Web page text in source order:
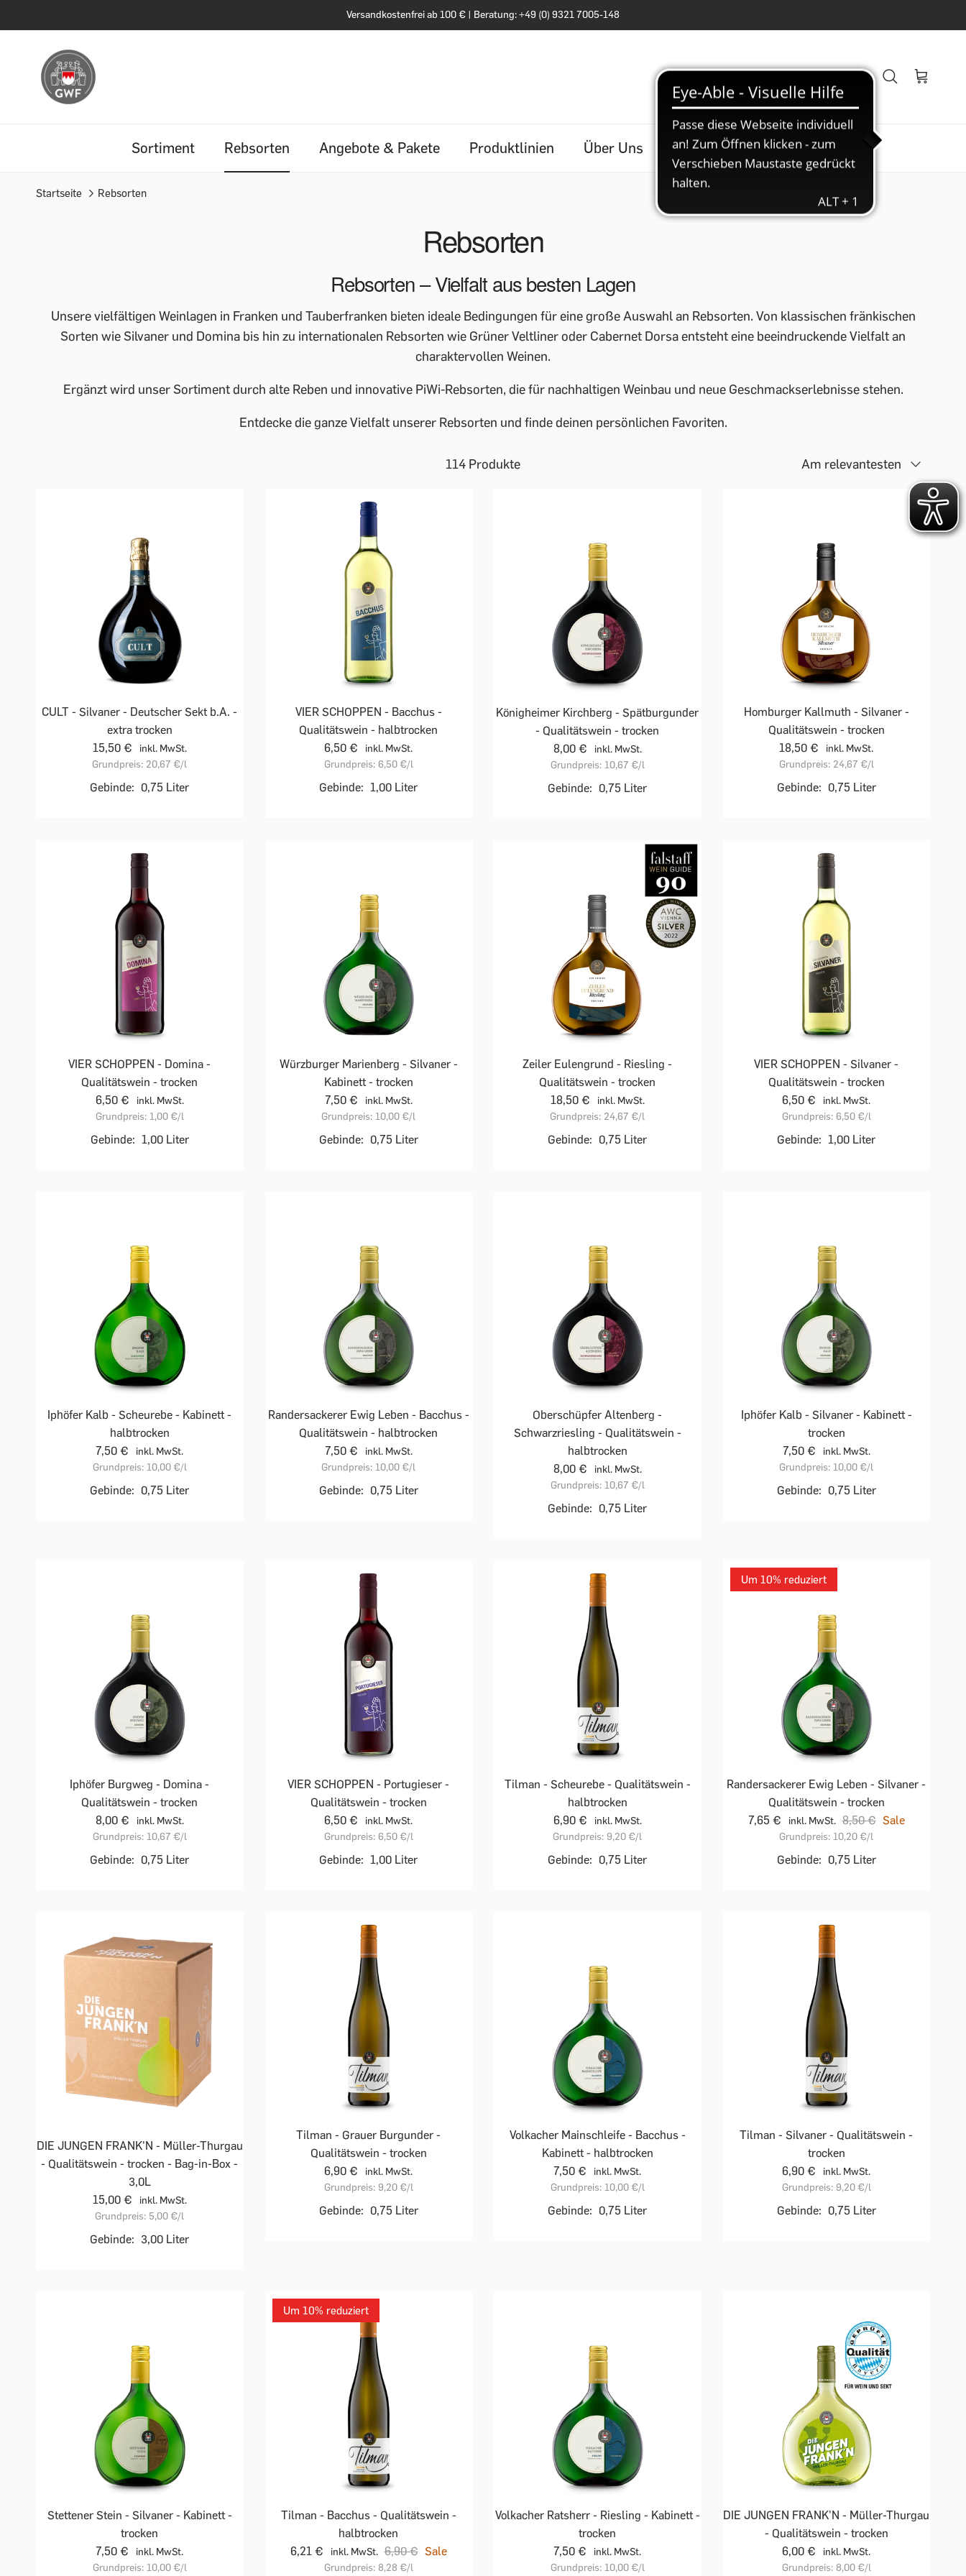
Versandkostenfrei ab 100 € | Beratung: +49 (0) 9321 7005-148
Sortiment Rebsorten Angebote & Pakete Produktlinien Über Uns Veranstaltungen Blog
Startseite Rebsorten
Rebsorten
Rebsorten – Vielfalt aus besten Lagen
Unsere vielfältigen Weinlagen in Franken und Tauberfranken bieten ideale Bedingungen für eine große Auswahl an Rebsorten. Von klassischen fränkischen
Sorten wie Silvaner und Domina bis hin zu internationalen Rebsorten wie Grüner Veltliner oder Cabernet Dorsa entsteht eine beeindruckende Vielfalt an
charaktervollen Weinen.
Ergänzt wird unser Sortiment durch alte Reben und innovative PiWi-Rebsorten, die für nachhaltigen Weinbau und neue Geschmackserlebnisse stehen.
Entdecke die ganze Vielfalt unserer Rebsorten und finde deinen persönlichen Favoriten.
114 Produkte Am relevantesten
CULT - Silvaner - Deutscher Sekt b.A. -
extra trocken
15,50 €
inkl. MwSt.
Grundpreis: 20,67 €/l
Gebinde: 0,75 Liter
VIER SCHOPPEN - Bacchus -
Qualitätswein - halbtrocken
6,50 €
inkl. MwSt.
Grundpreis: 6,50 €/l
Gebinde: 1,00 Liter
Königheimer Kirchberg - Spätburgunder
- Qualitätswein - trocken
8,00 €
inkl. MwSt.
Grundpreis: 10,67 €/l
Gebinde: 0,75 Liter
Homburger Kallmuth - Silvaner -
Qualitätswein - trocken
18,50 €
inkl. MwSt.
Grundpreis: 24,67 €/l
Gebinde: 0,75 Liter
VIER SCHOPPEN - Domina -
Qualitätswein - trocken
6,50 €
inkl. MwSt.
Grundpreis: 1,00 €/l
Gebinde: 1,00 Liter
Würzburger Marienberg - Silvaner -
Kabinett - trocken
7,50 €
inkl. MwSt.
Grundpreis: 10,00 €/l
Gebinde: 0,75 Liter
Zeiler Eulengrund - Riesling -
Qualitätswein - trocken
18,50 €
inkl. MwSt.
Grundpreis: 24,67 €/l
Gebinde: 0,75 Liter
VIER SCHOPPEN - Silvaner -
Qualitätswein - trocken
6,50 €
inkl. MwSt.
Grundpreis: 6,50 €/l
Gebinde: 1,00 Liter
Iphöfer Kalb - Scheurebe - Kabinett -
halbtrocken
7,50 €
inkl. MwSt.
Grundpreis: 10,00 €/l
Gebinde: 0,75 Liter
Randersackerer Ewig Leben - Bacchus -
Qualitätswein - halbtrocken
7,50 €
inkl. MwSt.
Grundpreis: 10,00 €/l
Gebinde: 0,75 Liter
Oberschüpfer Altenberg -
Schwarzriesling - Qualitätswein -
halbtrocken
8,00 €
inkl. MwSt.
Grundpreis: 10,67 €/l
Gebinde: 0,75 Liter
Iphöfer Kalb - Silvaner - Kabinett -
trocken
7,50 €
inkl. MwSt.
Grundpreis: 10,00 €/l
Gebinde: 0,75 Liter
Iphöfer Burgweg - Domina -
Qualitätswein - trocken
8,00 €
inkl. MwSt.
Grundpreis: 10,67 €/l
Gebinde: 0,75 Liter
VIER SCHOPPEN - Portugieser -
Qualitätswein - trocken
6,50 €
inkl. MwSt.
Grundpreis: 6,50 €/l
Gebinde: 1,00 Liter
Tilman - Scheurebe - Qualitätswein -
halbtrocken
6,90 €
inkl. MwSt.
Grundpreis: 9,20 €/l
Gebinde: 0,75 Liter
Um 10% reduziert
Randersackerer Ewig Leben - Silvaner -
Qualitätswein - trocken
7,65 €
inkl. MwSt. 8,50 € Sale
Grundpreis: 10,20 €/l
Gebinde: 0,75 Liter
DIE JUNGEN FRANK'N - Müller-Thurgau
- Qualitätswein - trocken - Bag-in-Box -
3,0L
15,00 €
inkl. MwSt.
Grundpreis: 5,00 €/l
Gebinde: 3,00 Liter
Tilman - Grauer Burgunder -
Qualitätswein - trocken
6,90 €
inkl. MwSt.
Grundpreis: 9,20 €/l
Gebinde: 0,75 Liter
Volkacher Mainschleife - Bacchus -
Kabinett - halbtrocken
7,50 €
inkl. MwSt.
Grundpreis: 10,00 €/l
Gebinde: 0,75 Liter
Tilman - Silvaner - Qualitätswein -
trocken
6,90 €
inkl. MwSt.
Grundpreis: 9,20 €/l
Gebinde: 0,75 Liter
Stettener Stein - Silvaner - Kabinett -
trocken
7,50 €
inkl. MwSt.
Grundpreis: 10,00 €/l
Um 10% reduziert
Tilman - Bacchus - Qualitätswein -
halbtrocken
6,21 €
inkl. MwSt. 6,90 € Sale
Grundpreis: 8,28 €/l
Volkacher Ratsherr - Riesling - Kabinett -
trocken
7,50 €
inkl. MwSt.
Grundpreis: 10,00 €/l
DIE JUNGEN FRANK'N - Müller-Thurgau
- Qualitätswein - trocken
6,00 €
inkl. MwSt.
Grundpreis: 8,00 €/l